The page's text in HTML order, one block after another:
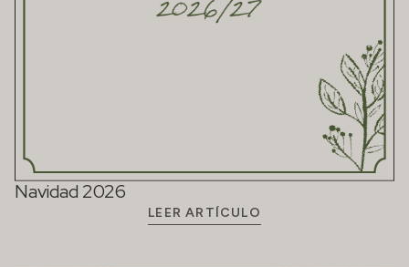
Navidad 2026
LEER ARTÍCULO